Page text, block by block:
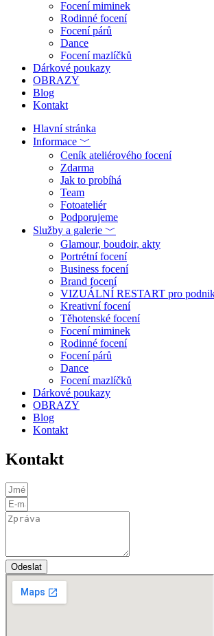
Focení miminek
Rodinné focení
Focení párů
Dance
Focení mazlíčků
Dárkové poukazy
OBRAZY
Blog
Kontakt
Hlavní stránka
Informace ﹀
Ceník ateliérového focení
Zdarma
Jak to probíhá
Team
Fotoateliér
Podporujeme
Služby a galerie ﹀
Glamour, boudoir, akty
Portrétní focení
Business focení
Brand focení
VIZUÁLNÍ RESTART pro
Kreativní focení
Těhotenské focení
Focení miminek
Rodinné focení
Focení párů
Dance
Focení mazlíčků
Dárkové poukazy
OBRAZY
Blog
Kontakt
Kontakt
Odeslat